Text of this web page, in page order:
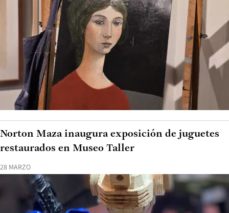
28 MARZO
Norton Maza inaugura exposición de juguetes
restaurados en Museo Taller